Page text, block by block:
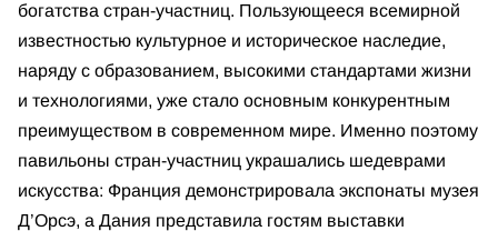
богатства стран-участниц. Пользующееся всемирной
известностью культурное и историческое наследие,
наряду с образованием, высокими стандартами жизни
и технологиями, уже стало основным конкурентным
преимуществом в современном мире. Именно поэтому
павильоны стран-участниц украшались шедеврами
искусства: Франция демонстрировала экспонаты музея
Д’Орсэ, а Дания представила гостям выставки